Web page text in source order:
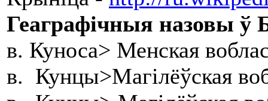
Геаграфічныя назовы ў
в. Куноса> Менская
в. Кунцы>Магілёўская